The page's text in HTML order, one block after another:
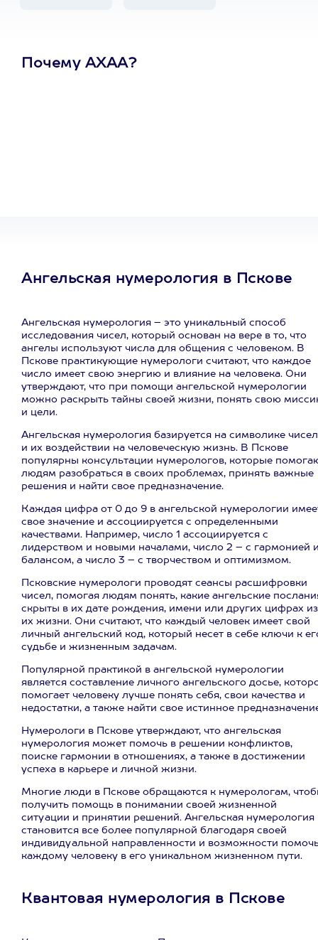
Почему АХАА?
Ангельская нумерология в Пскове
Ангельская нумерология – это уникальный способ
исследования чисел, который основан на вере в то, что
ангелы используют числа для общения с человеком. В
Пскове практикующие нумерологи считают, что каждое
число имеет свою энергию и влияние на человека. Они
утверждают, что при помощи ангельской нумерологии
можно раскрыть тайны своей жизни, понять свою
и цели.
Ангельская нумерология базируется на символике чисел
и их воздействии на человеческую жизнь. В Пскове
популярны консультации нумерологов, которые
людям разобраться в своих проблемах, принять важные
решения и найти свое предназначение.
Каждая цифра от 0 до 9 в ангельской нумерологии
свое значение и ассоциируется с определенными
качествами. Например, число 1 ассоциируется с
лидерством и новыми началами, число 2 – с гармонией
балансом, а число 3 – с творчеством и оптимизмом.
Псковские нумерологи проводят сеансы расшифровки
чисел, помогая людям понять, какие ангельские
скрыты в их дате рождения, имени или других цифрах из
их жизни. Они считают, что каждый человек имеет свой
личный ангельский код, который несет в себе ключи к
судьбе и жизненным задачам.
Популярной практикой в ангельской нумерологии
является составление личного ангельского досье,
помогает человеку лучше понять себя, свои качества и
недостатки, а также найти свое истинное
Нумерологи в Пскове утверждают, что ангельская
нумерология может помочь в решении конфликтов,
поиске гармонии в отношениях, а также в достижении
успеха в карьере и личной жизни.
Многие люди в Пскове обращаются к нумерологам,
получить помощь в понимании своей жизненной
ситуации и принятии решений. Ангельская нумерология
становится все более популярной благодаря своей
индивидуальной направленности и возможности
каждому человеку в его уникальном жизненном пути.
Квантовая нумерология в Пскове